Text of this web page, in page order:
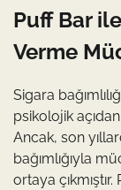
Puff Bar
Verme
Sigara
psikolojik
Ancak, son
bağımlığıyla
ortaya